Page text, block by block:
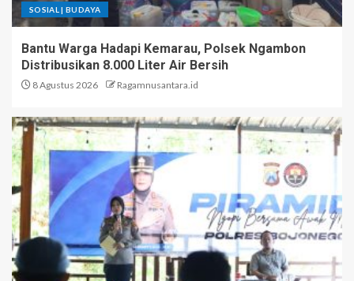
SOSIAL | BUDAYA
Bantu Warga Hadapi Kemarau, Polsek Ngambon
Distribusikan 8.000 Liter Air Bersih
8 Agustus 2026 Ragamnusantara.id